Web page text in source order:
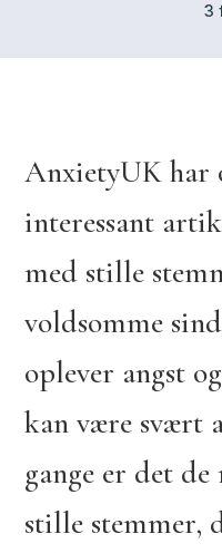
3
AnxietyUK har
interessant
med stille
voldsomme
oplever angst
kan være svært
gange er det
stille stemmer,